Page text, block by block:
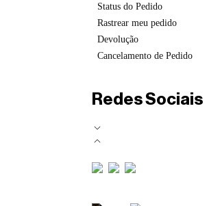
Status do Pedido
Rastrear meu pedido
Devolução
Cancelamento de Pedido
Redes Sociais